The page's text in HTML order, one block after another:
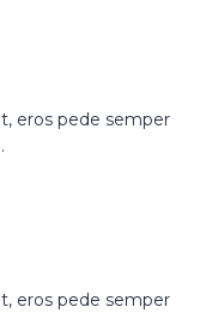
eros pede semper
eros pede semper